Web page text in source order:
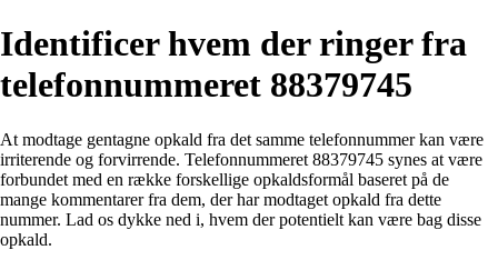
Identificer hvem der ringer fra
telefonnummeret 88379745
At modtage gentagne opkald fra det samme telefonnummer kan være
irriterende og forvirrende. Telefonnummeret 88379745 synes at være
forbundet med en række forskellige opkaldsformål baseret på de
mange kommentarer fra dem, der har modtaget opkald fra dette
nummer. Lad os dykke ned i, hvem der potentielt kan være bag disse
opkald.